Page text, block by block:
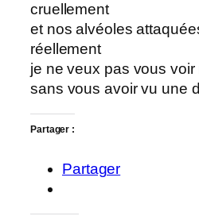
cruellement
et nos alvéoles
réellement
je ne veux pas vous voir
sans vous avoir vu une
Partager :
Partager